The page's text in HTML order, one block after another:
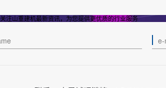
关注山重建机最新资讯，为您提供更优质的行业服务